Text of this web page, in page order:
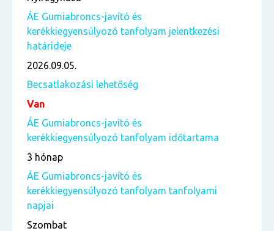
ÁE Gumiabroncs-javító és
kerékkiegyensúlyozó tanfolyam jelentkezési
határideje
2026.09.05.
Becsatlakozási lehetőség
Van
ÁE Gumiabroncs-javító és
kerékkiegyensúlyozó tanfolyam időtartama
3 hónap
ÁE Gumiabroncs-javító és
kerékkiegyensúlyozó tanfolyam tanfolyami
napjai
Szombat